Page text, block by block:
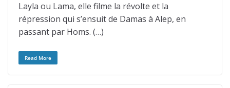
Layla ou Lama, elle filme la révolte et la
répression qui s’ensuit de Damas à Alep, en
passant par Homs. (…)
Read More